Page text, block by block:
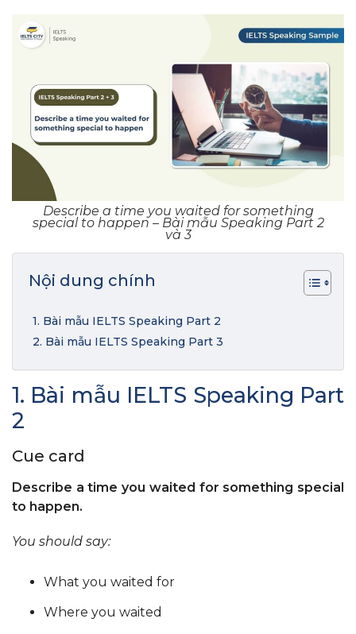
Describe a time you waited for something
special to happen – Bài mẫu Speaking Part 2
và 3
Nội dung chính
1. Bài mẫu IELTS Speaking Part 2
2. Bài mẫu IELTS Speaking Part 3
1. Bài mẫu IELTS Speaking Part
2
Cue card
Describe a time you waited for something special
to happen.
You should say:
What you waited for
Where you waited